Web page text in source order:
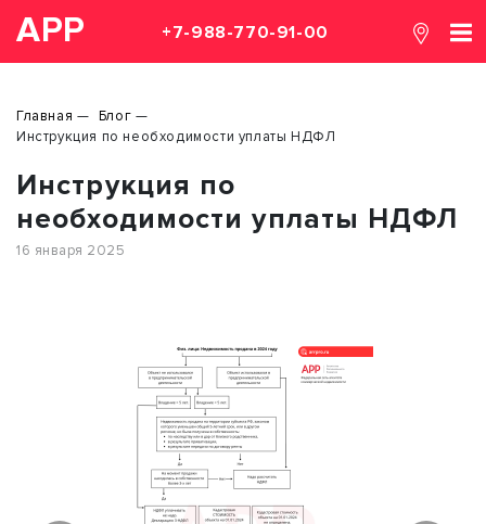
АРР +7-988-770-91-00
Главная
Блог
Инструкция по необходимости уплаты НДФЛ
Инструкция по
необходимости уплаты НДФЛ
16 января 2025